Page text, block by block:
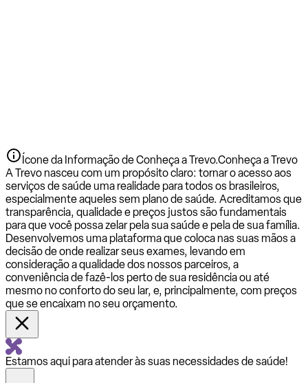
Ícone da Informação de Conheça a Trevo.Conheça a Trevo
A Trevo nasceu com um propósito claro: tornar o acesso aos
serviços de saúde uma realidade para todos os brasileiros,
especialmente aqueles sem plano de saúde. Acreditamos que
transparência, qualidade e preços justos são fundamentais
para que você possa zelar pela sua saúde e pela de sua família.
Desenvolvemos uma plataforma que coloca nas suas mãos a
decisão de onde realizar seus exames, levando em
consideração a qualidade dos nossos parceiros, a
conveniência de fazê-los perto de sua residência ou até
mesmo no conforto do seu lar, e, principalmente, com preços
que se encaixam no seu orçamento.
Estamos aqui para atender às suas necessidades de saúde!